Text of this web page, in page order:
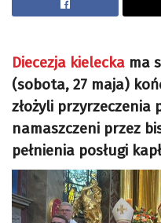
Diecezja kielecka ma
(sobota, 27 maja)
złożyli przyrzeczenia
namaszczeni przez
pełnienia posługi